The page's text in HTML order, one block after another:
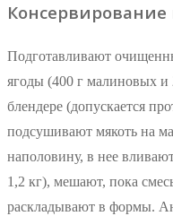
Подготавливают
ягоды (400 г малиновых
блендере (допускается
подсушивают мякоть на
наполовину, в нее
1,2 кг), мешают, пока
раскладывают в формы.